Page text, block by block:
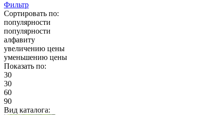
Фильтр
Сортировать по:
популярности
популярности
алфавиту
увеличению цены
уменьшению цены
Показать по:
30
30
60
90
Вид каталога: